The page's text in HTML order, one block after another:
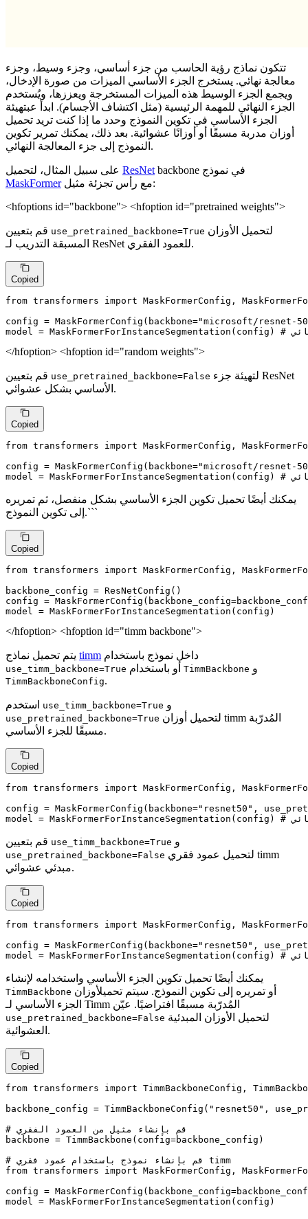
تتكون نماذج رؤية الحاسب من جزء أساسي، وجزء وسيط، وجزء
معالجة نهائي. يستخرج الجزء الأساسي الميزات من صورة الإدخال،
ويجمع الجزء الوسيط هذه الميزات المستخرجة ويعززها، ويُستخدم
الجزء النهائي للمهمة الرئيسية (مثل اكتشاف الأجسام). ابدأ عبتهيئة
الجزء الأساسي في تكوين النموذج وحدد ما إذا كنت تريد تحميل
أوزان مدربة مسبقًا أو أوزانًا عشوائية. بعد ذلك، يمكنك تمرير تكوين
النموذج إلى جزء المعالجة النهائي.
ResNet
backbone في نموذج
MaskFormer
مع رأس تجزئة مثيل:
<hfoptions id="backbone"> <hfoption id="pretrained weights">
use_pretrained_backbone=True
المسبقة التدريب لـ ResNet للعمود الفقري.
Copied
from transformers import MaskFormerConfig,
config = MaskFormerConfig(backbone="microsoft/resnet-
model = MaskFormerForInstanceSegmentation(config)
</hfoption> <hfoption id="random weights">
use_pretrained_backbone=False
الأساسي بشكل عشوائي.
Copied
from transformers import MaskFormerConfig,
config = MaskFormerConfig(backbone="microsoft/resnet-
model = MaskFormerForInstanceSegmentation(config)
يمكنك أيضًا تحميل تكوين الجزء الأساسي بشكل منفصل، ثم تمريره
إلى تكوين النموذج.```
Copied
from transformers import MaskFormerConfig,
backbone_config = ResNetConfig()
config =
model = MaskFormerForInstanceSegmentation(config)
</hfoption> <hfoption id="timm backbone">
timm داخل نموذج باستخدام
use_timm_backbone=True TimmBackbone و
TimmBackboneConfig.
use_timm_backbone=True و
use_pretrained_backbone=True
مسبقًا للجزء الأساسي.
Copied
from transformers import MaskFormerConfig,
config = MaskFormerConfig(backbone="resnet50" ,
model = MaskFormerForInstanceSegmentation(config)
use_timm_backbone=True و
use_pretrained_backbone=False
مبدئي عشوائي.
Copied
from transformers import MaskFormerConfig,
config = MaskFormerConfig(backbone="resnet50" ,
model = MaskFormerForInstanceSegmentation(config)
يمكنك أيضًا تحميل تكوين الجزء الأساسي واستخدامه لإنشاء
TimmBackbone
الجزء الأساسي لـ Timm المُدرّبة مسبقًا افتراضيًا. عيّن
use_pretrained_backbone=False
العشوائية.
Copied
from transformers import TimmBackboneConfig,
backbone_config = TimmBackboneConfig( "resnet50" ,
# قم بإنشاء مثيل من العمود الفقري
backbone = TimmBackbone(config=backbone_config)
# قم بإنشاء نموذج باستخدام عمود فقري timm
from transformers import MaskFormerConfig,
config =
model = MaskFormerForInstanceSegmentation(config)